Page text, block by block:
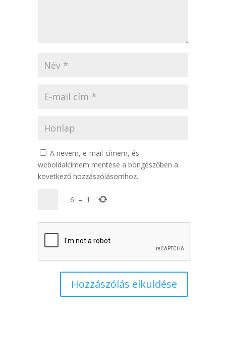
A nevem, e-mail-címem, és
weboldalcímem mentése a böngészőben a
következő hozzászólásomhoz.
− 6 = 1
Hozzászólás elküldése